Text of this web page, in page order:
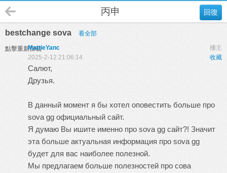
回復
丙申
bestchange sova 看全部
點擊重新加載 樓主
MattieYanc
收藏
2025-2-12 21:06:14
Салют,
Друзья.
В данный момент я бы хотел оповестить больше про
sova gg официальный сайт.
Я думаю Вы ишите именно про sova gg сайт?! Значит
эта больше актуальная информация про sova gg
будет для вас наиболее полезной.
Мы предлагаем больше полезностей про сова